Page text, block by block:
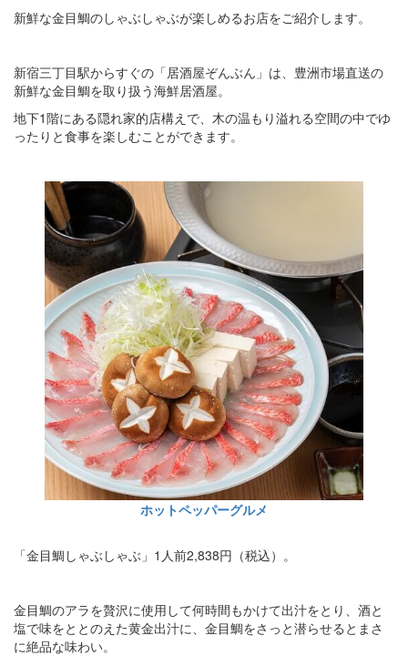
新鮮な金目鯛のしゃぶしゃぶが楽しめるお店をご紹介します。
新宿三丁目駅からすぐの「居酒屋ぞんぶん」は、豊洲市場直送の
新鮮な金目鯛を取り扱う海鮮居酒屋。
地下1階にある隠れ家的店構えで、木の温もり溢れる空間の中でゆ
ったりと食事を楽しむことができます。
ホットペッパーグルメ
「金目鯛しゃぶしゃぶ」1人前2,838円（税込）。
金目鯛のアラを贅沢に使用して何時間もかけて出汁をとり、酒と
塩で味をととのえた黄金出汁に、金目鯛をさっと潜らせるとまさ
に絶品な味わい。